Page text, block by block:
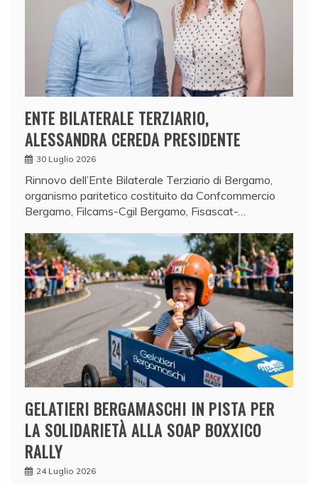
ENTE BILATERALE TERZIARIO,
ALESSANDRA CEREDA PRESIDENTE
30 Luglio 2026
Rinnovo dell’Ente Bilaterale Terziario di Bergamo,
organismo paritetico costituito da Confcommercio
Bergamo, Filcams-Cgil Bergamo, Fisascat-…
GELATIERI BERGAMASCHI IN PISTA PER
LA SOLIDARIETÀ ALLA SOAP BOXXICO
RALLY
24 Luglio 2026